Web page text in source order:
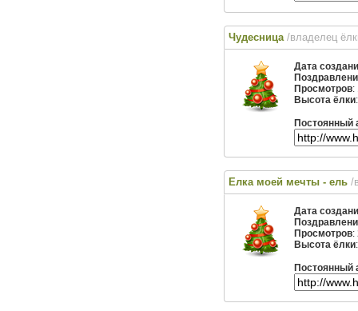
Чудесница /владелец
Дата
Просмотров:
Высота ёлки
Постоянный
Елка моей мечты - ель /
Дата
Просмотров:
Высота ёлки
Постоянный